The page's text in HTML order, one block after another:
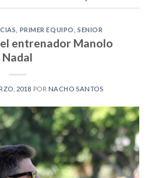
PRIMER EQUIPO SENIOR
entrenador Manolo
Nadal
2018 POR NACHO SANTOS